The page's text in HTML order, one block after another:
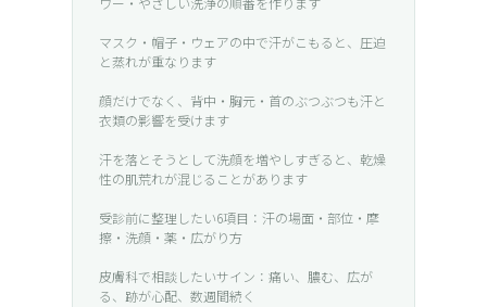
マスク・帽子・ウェアの中で汗がこもると、圧迫
と蒸れが重なります
顔だけでなく、背中・胸元・首のぶつぶつも汗と
衣類の影響を受けます
汗を落とそうとして洗顔を増やしすぎると、乾燥
性の肌荒れが混じることがあります
受診前に整理したい6項目：汗の場面・部位・摩
擦・洗顔・薬・広がり方
皮膚科で相談したいサイン：痛い、膿む、広が
る、跡が心配、数週間続く